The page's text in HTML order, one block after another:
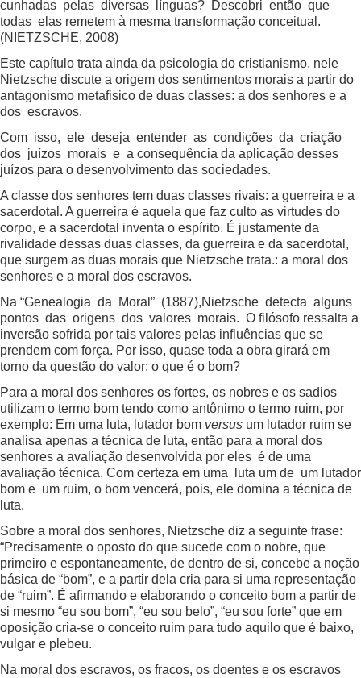
cunhadas pelas diversas línguas? Descobri então que
todas elas remetem à mesma transformação conceitual.
(NIETZSCHE, 2008)
Este capítulo trata ainda da psicologia do cristianismo, nele
Nietzsche discute a origem dos sentimentos morais a partir do
antagonismo metafisico de duas classes: a dos senhores e a
dos escravos.
Com isso, ele deseja entender as condições da criação
dos juízos morais e a consequência da aplicação desses
juízos para o desenvolvimento das sociedades.
A classe dos senhores tem duas classes rivais: a guerreira e a
sacerdotal. A guerreira é aquela que faz culto as virtudes do
corpo, e a sacerdotal inventa o espírito. É justamente da
rivalidade dessas duas classes, da guerreira e da sacerdotal,
que surgem as duas morais que Nietzsche trata.: a moral dos
senhores e a moral dos escravos.
Na “Genealogia da Moral” (1887),Nietzsche detecta alguns
pontos das origens dos valores morais. O filósofo ressalta a
inversão sofrida por tais valores pelas influências que se
prendem com força. Por isso, quase toda a obra girará em
torno da questão do valor: o que é o bom?
Para a moral dos senhores os fortes, os nobres e os sadios
utilizam o termo bom tendo como antônimo o termo ruim, por
exemplo: Em uma luta, lutador bom versus um lutador ruim se
analisa apenas a técnica de luta, então para a moral dos
senhores a avaliação desenvolvida por eles é de uma
avaliação técnica. Com certeza em uma luta um de um lutador
bom e um ruim, o bom vencerá, pois, ele domina a técnica de
luta.
Sobre a moral dos senhores, Nietzsche diz a seguinte frase:
“Precisamente o oposto do que sucede com o nobre, que
primeiro e espontaneamente, de dentro de si, concebe a noção
básica de “bom”, e a partir dela cria para si uma representação
de “ruim”. É afirmando e elaborando o conceito bom a partir de
si mesmo “eu sou bom”, “eu sou belo”, “eu sou forte” que em
oposição cria-se o conceito ruim para tudo aquilo que é baixo,
vulgar e plebeu.
Na moral dos escravos, os fracos, os doentes e os escravos